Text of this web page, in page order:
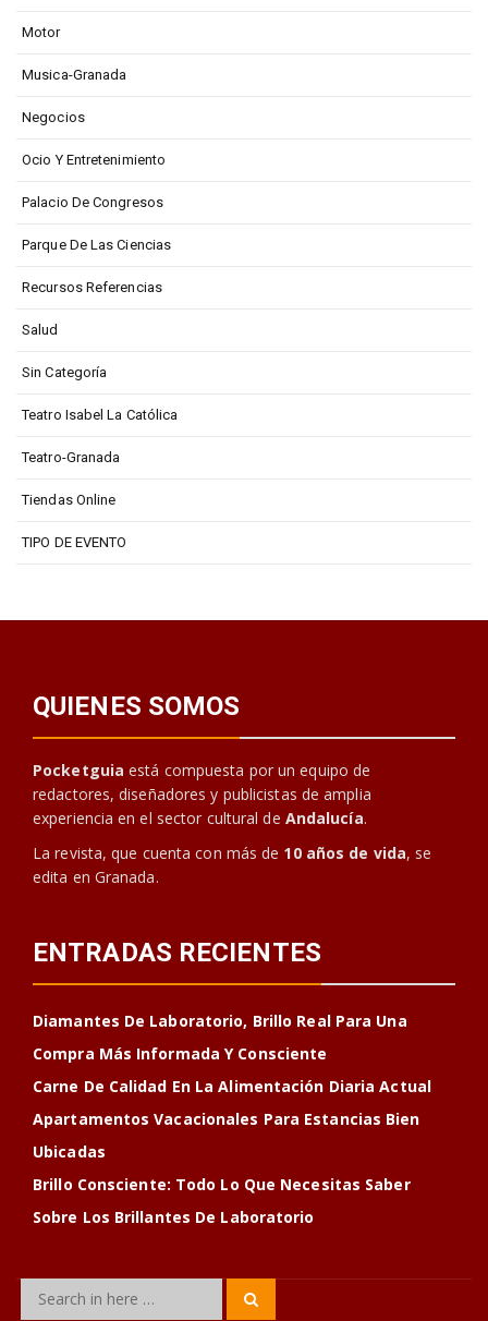
Motor
Musica-Granada
Negocios
Ocio Y Entretenimiento
Palacio De Congresos
Parque De Las Ciencias
Recursos Referencias
Salud
Sin Categoría
Teatro Isabel La Católica
Teatro-Granada
Tiendas Online
TIPO DE EVENTO
QUIENES SOMOS
Pocketguia está compuesta por un equipo de
redactores, diseñadores y publicistas de amplia
experiencia en el sector cultural de Andalucía.
La revista, que cuenta con más de 10 años de vida, se
edita en Granada.
ENTRADAS RECIENTES
Diamantes De Laboratorio, Brillo Real Para Una
Compra Más Informada Y Consciente
Carne De Calidad En La Alimentación Diaria Actual
Apartamentos Vacacionales Para Estancias Bien
Ubicadas
Brillo Consciente: Todo Lo Que Necesitas Saber
Sobre Los Brillantes De Laboratorio
Search